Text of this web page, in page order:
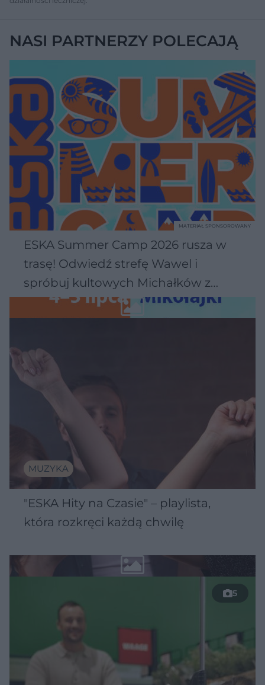
NASI PARTNERZY POLECAJĄ
ESKA Summer Camp 2026 rusza w
trasę! Odwiedź strefę Wawel i
spróbuj kultowych Michałków z
Wawelu
MATERIAŁ SPONSOROWANY
MUZYKA
"ESKA Hity na Czasie" – playlista,
która rozkręci każdą chwilę
5